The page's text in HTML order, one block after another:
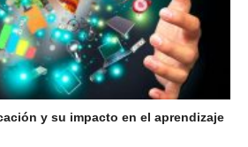
y su impacto en el aprendizaje